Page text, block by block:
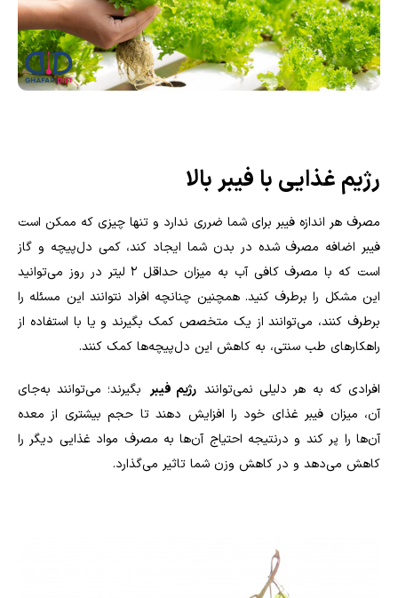
رژیم غذایی با فیبر بالا
مصرف هر اندازه فیبر برای شما ضرری ندارد و تنها چیزی که ممکن است
فیبر اضافه مصرف شده در بدن شما ایجاد کند، کمی دل‌پیچه و گاز
است که با مصرف کافی آب به میزان حداقل ۲ لیتر در روز می‌توانید
این مشکل را برطرف کنید. همچنین چنانچه افراد نتوانند این مسئله را
برطرف کنند، می‌توانند از یک متخصص کمک بگیرند و یا با استفاده از
راهکارهای طب سنتی، به کاهش این دل‌پیچه‌ها کمک کنند.
افرادی که به هر دلیلی نمی‌توانند رژیم فیبر بگیرند؛ می‌توانند به‌جای
آن، میزان فیبر غذای خود را افزایش دهند تا حجم بیشتری از معده
آن‌ها را پر کند و درنتیجه احتیاج آن‌ها به مصرف مواد غذایی دیگر را
کاهش می‌دهد و در کاهش وزن شما تاثیر می‌گذارد.